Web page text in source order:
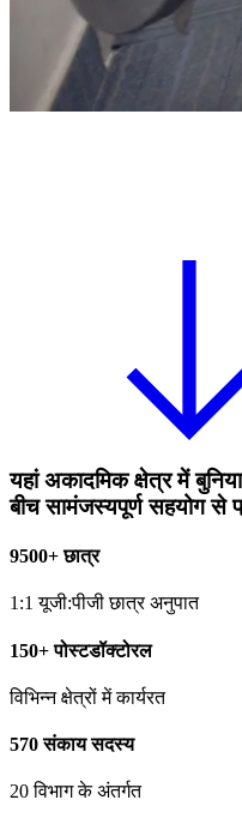
यहां अकादमिक क्षेत्र में
बीच सामंजस्यपूर्ण सहयोग से
9500+ छात्र
1:1 यूजी:पीजी छात्र अनुपात
150+ पोस्टडॉक्टोरल
विभिन्न क्षेत्रों में कार्यरत
570 संकाय सदस्य
20 विभाग के अंतर्गत